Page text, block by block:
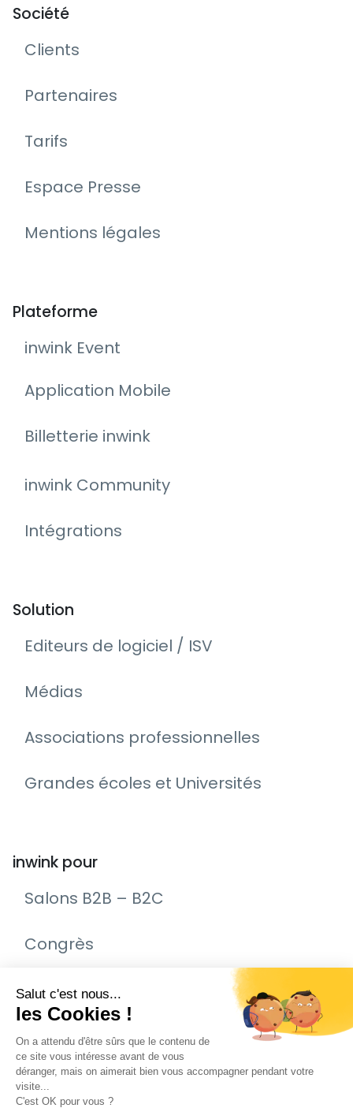
Société
Clients
Partenaires
Tarifs
Espace Presse
Mentions légales
Plateforme
inwink Event
Application Mobile
Billetterie inwink
inwink Community
Intégrations
Solution
Editeurs de logiciel / ISV
Médias
Associations professionnelles
Grandes écoles et Universités
inwink pour
Salons B2B – B2C
Congrès
Remise de prix – Awards
Journée Portes Ouvertes (JPO)